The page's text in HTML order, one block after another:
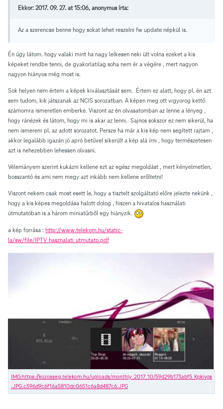
Ekkor: 2017. 09. 27. at 15:06, anonymus írta:
Az a szerencse benne hogy sokat lehet reszelni fw update népkül is.
Én úgy látom. hogy valaki mint ha nagy lelkesen neki ült volna ezeket a kis
képeket rendbe tenni, de gyakorlatilag soha nem ér a végére , mert nagyon
nagyon hiányos még most is.
Sok helyen nem értem a képek kiválasztását sem. Értem ez alatt, hogy pl. én azt
sem tudom, kik játszanak az NCIS sorozatban. A képen meg ott vigyorog kettő
számomra ismeretlen emberke. Viszont az én olvasatomban az lenne a lényeg ,
hogy ránézek és látom, hogy mi is akar az lenni. Sajnos sokszor ez nem sikerül, ha
nem ismerem pl. az adott sorozatot. Persze ha már a kis kép nem segített rajtam ,
akkor legalább igazán jó apró betűvel sikerült a kép alá írni , hogy természetesen
azt is nehezebben lehessen olvasni.
Vélemányem szerint kukázni kellene ezt az egész megoldást , mert kényelmetlen,
bosszantó és ami nem megy azt inkább nem kellene erőltetni!
Viszont nekem csak most esett le, hogy a tisztelt szolgáltató előre jelezte nekünk ,
hogy a kis képes megoldása halott dolog , hiszen a hivatalos használati
útmutatóban is a három miniatűrből egy hiányzik.
a kép forrása : http://www.telekom.hu/static-
la/sw/file/IPTV_hasznalati_utmutato.pdf